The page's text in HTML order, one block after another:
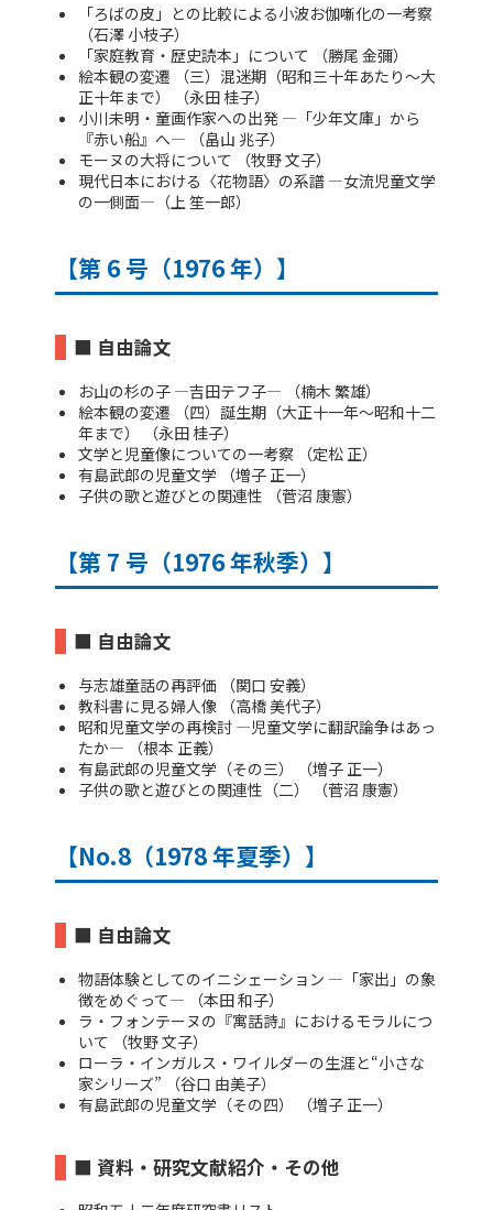
「ろばの皮」との比較による小波お伽噺化の一考察
（石澤 小枝子）
「家庭教育・歴史読本」について （勝尾 金彌）
絵本観の変遷 （三）混迷期（昭和三十年あたり～大
正十年まで） （永田 桂子）
小川未明・童画作家への出発 ―「少年文庫」から
『赤い船』へ― （畠山 兆子）
モーヌの大将について （牧野 文子）
現代日本における〈花物語〉の系譜 ―女流児童文学
の一側面―（上 笙一郎）
【第 6 号（1976 年）】
■ 自由論文
お山の杉の子 ―吉田テフ子― （楠木 繁雄）
絵本観の変遷 （四）誕生期（大正十一年～昭和十二
年まで） （永田 桂子）
文学と児童像についての一考察 （定松 正）
有島武郎の児童文学 （増子 正一）
子供の歌と遊びとの関連性 （菅沼 康憲）
【第 7 号（1976 年秋季）】
■ 自由論文
与志雄童話の再評価 （関口 安義）
教科書に見る婦人像 （高橋 美代子）
昭和児童文学の再検討 ―児童文学に翻訳論争はあっ
たか― （根本 正義）
有島武郎の児童文学（その三） （増子 正一）
子供の歌と遊びとの関連性（二） （菅沼 康憲）
【No.8（1978 年夏季）】
■ 自由論文
物語体験としてのイニシェーション ―「家出」の象
徴をめぐって― （本田 和子）
ラ・フォンテーヌの『寓話詩』におけるモラルにつ
いて （牧野 文子）
ローラ・インガルス・ワイルダーの生涯と“小さな
家シリーズ” （谷口 由美子）
有島武郎の児童文学（その四） （増子 正一）
■ 資料・研究文献紹介・その他